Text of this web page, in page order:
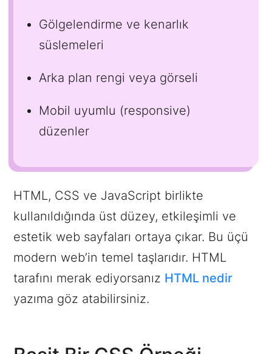
Gölgelendirme ve kenarlık
süslemeleri
Arka plan rengi veya görseli
Mobil uyumlu (responsive)
düzenler
HTML, CSS ve JavaScript birlikte
kullanıldığında üst düzey, etkileşimli ve
estetik web sayfaları ortaya çıkar. Bu üçü
modern web’in temel taşlarıdır. HTML
tarafını merak ediyorsanız HTML nedir
yazıma göz atabilirsiniz.